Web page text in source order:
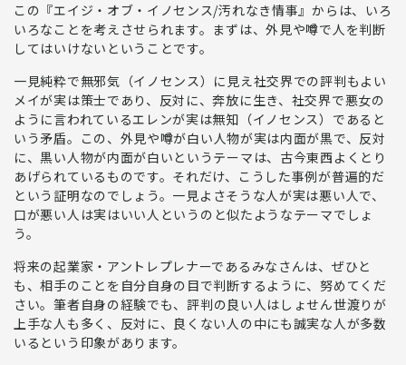
この『エイジ・オブ・イノセンス/汚れなき情事』からは、いろ
いろなことを考えさせられます。まずは、外見や噂で人を判断
してはいけない ということです。
一見純粋で無邪気（イノセンス）に見え社交界での評判もよい
メイが実は策士であり、反対に、奔放に生き、社交界で悪女の
ように言われているエレンが実は無知（イノセンス）であると
いう矛盾。この、外見や噂が白い人物が実は内面が黒で、反対
に、黒い人物が内面が白いというテーマは、古今東西よくとり
あげられているものです。それだけ、こうした事例が普遍的だ
という証明なのでしょう。 一見よさそうな人が実は悪い人で、
口が悪い人は実はいい人 というのと似たようなテーマでしょ
う。
将来の起業家・アントレプレナーであるみなさんは、 ぜひと
も、相手のことを自分自身の目で判断するように、努めてくだ
さい。筆者自身の経験でも、評判の良い人はしょせん世渡りが
上手な人も多く、反対に、良くない人の中にも誠実な人が多数
いるという印象があります。